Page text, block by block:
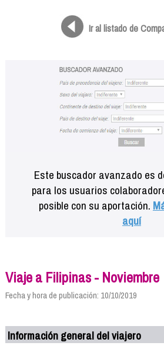
Ir al listado de
Este buscador avanzado es
para los usuarios
posible con su aportación.
aquí
Viaje a Filipinas - Noviembre
Fecha y hora de publicación: 10/10/2019
Información general del viajero